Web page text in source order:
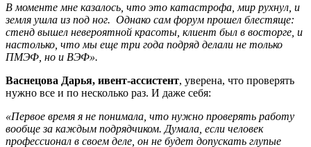
В моменте мне казалось, что это катастрофа, мир рухнул, и
земля ушла из под ног. Однако сам форум прошел блестяще:
стенд вышел невероятной красоты, клиент был в восторге, и
настолько, что мы еще три года подряд делали не только
ПМЭФ, но и ВЭФ».
Васнецова Дарья, ивент-ассистент, уверена, что проверять
нужно все и по несколько раз. И даже себя:
«Первое время я не понимала, что нужно проверять работу
вообще за каждым подрядчиком. Думала, если человек
профессионал в своем деле, он не будет допускать глупые